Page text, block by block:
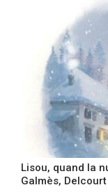
Lisou, quand la
Galmès, Delcourt